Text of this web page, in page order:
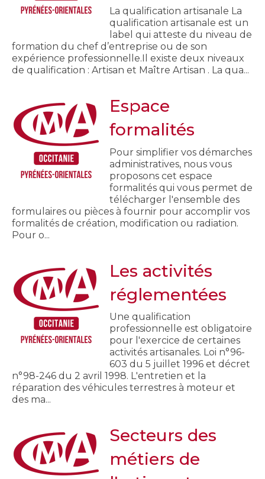
La qualification artisanale La
qualification artisanale est un
label qui atteste du niveau de
formation du chef d’entreprise ou de son
expérience professionnelle.Il existe deux niveaux
de qualification : Artisan et Maître Artisan . La qua...
Espace
formalités
Pour simplifier vos démarches
administratives, nous vous
proposons cet espace
formalités qui vous permet de
télécharger l'ensemble des
formulaires ou pièces à fournir pour accomplir vos
formalités de création, modification ou radiation.
Pour o...
Les activités
réglementées
Une qualification
professionnelle est obligatoire
pour l'exercice de certaines
activités artisanales. Loi n°96-
603 du 5 juillet 1996 et décret
n°98-246 du 2 avril 1998. L'entretien et la
réparation des véhicules terrestres à moteur et
des ma...
Secteurs des
métiers de